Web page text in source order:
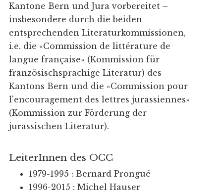
Kantone Bern und Jura vorbereitet –
insbesondere durch die beiden
entsprechenden Literaturkommissionen,
i.e. die «Commission de littérature de
langue française» (Kommission für
französischsprachige Literatur) des
Kantons Bern und die «Commission pour
l'encouragement des lettres jurassiennes»
(Kommission zur Förderung der
jurassischen Literatur).
LeiterInnen des OCC
1979-1995 : Bernard Prongué
1996-2015 : Michel Hauser